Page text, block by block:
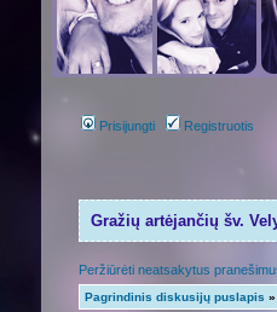
Prisijungti Registruotis
Gražių artėjančių šv.
Peržiūrėti neatsakytus
Pagrindinis diskusijų puslapis »